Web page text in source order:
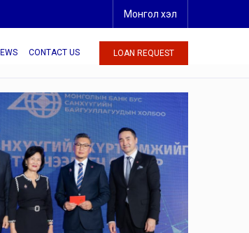
Монгол хэл
CONTACT US LOAN REQUEST